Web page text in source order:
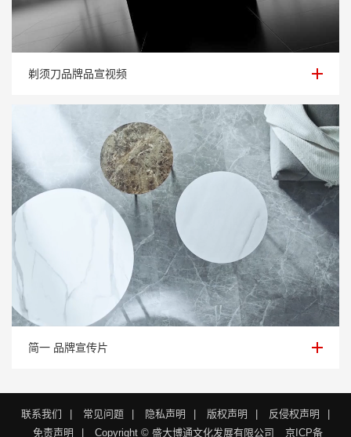
剃须刀品牌品宣视频
剃须刀品牌品宣视频
简一 品牌宣传片
简一 品牌宣传片
联系我们 | 常见问题 | 隐私声明 | 版权声明 | 反侵权声明
|
免责声明
| Copyright © 盛大博通文化发展有限公司 京ICP备